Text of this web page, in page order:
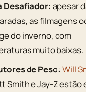
Desafiador: apesar
as filmagens
do inverno, com
muito baixas.
de Peso: Will
Smith e Jay-Z estão